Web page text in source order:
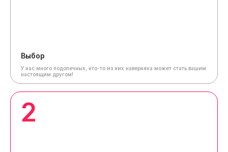
Выбор
У нас много подопечных, кто-то из них наверняка может стать вашим
настоящим другом!
2